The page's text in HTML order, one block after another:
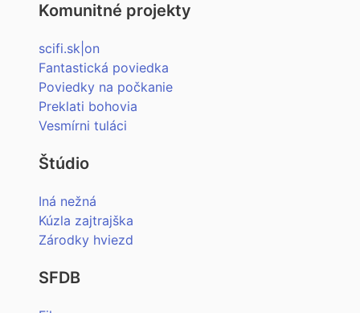
Komunitné projekty
scifi.sk|on
Fantastická poviedka
Poviedky na počkanie
Preklati bohovia
Vesmírni tuláci
Štúdio
Iná nežná
Kúzla zajtrajška
Zárodky hviezd
SFDB